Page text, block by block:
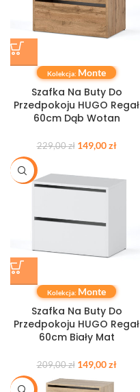
Kolekcja: Monte
Szafka Na Buty Do
Przedpokoju HUGO Regał
60cm Dąb Wotan
229,00zł 149,00zł
-29%
Kolekcja: Monte
Szafka Na Buty Do
Przedpokoju HUGO Regał
60cm Biały Mat
209,00zł 149,00zł
-27%